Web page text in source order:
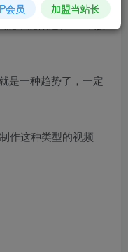
是一种趋势了，一定
作这种类型的视频
会员 加盟当站长